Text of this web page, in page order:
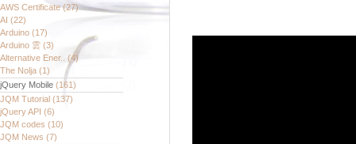
AWS Certificate(27)
AI (22)
Arduino (17)
Arduino 雲 (3)
Alternative Ener.. (4)
The Nolja (1)
jQuery Mobile (161)
JQM Tutorial (137)
jQuery API (6)
JQM codes (10)
JQM News (7)